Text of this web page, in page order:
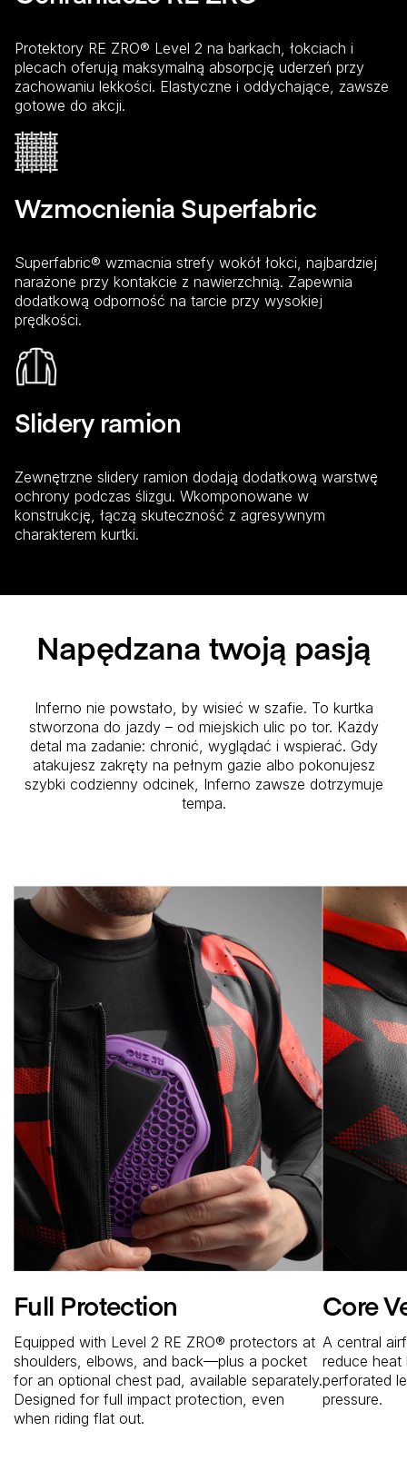
Protektory RE ZRO® Level 2 na barkach, łokciach i
plecach oferują maksymalną absorpcję uderzeń przy
zachowaniu lekkości. Elastyczne i oddychające, zawsze
gotowe do akcji.
Wzmocnienia Superfabric
Superfabric® wzmacnia strefy wokół łokci, najbardziej
narażone przy kontakcie z nawierzchnią. Zapewnia
dodatkową odporność na tarcie przy wysokiej
prędkości.
Slidery ramion
Zewnętrzne slidery ramion dodają dodatkową warstwę
ochrony podczas ślizgu. Wkomponowane w
konstrukcję, łączą skuteczność z agresywnym
charakterem kurtki.
Napędzana twoją pasją
Inferno nie powstało, by wisieć w szafie. To kurtka
stworzona do jazdy – od miejskich ulic po tor. Każdy
detal ma zadanie: chronić, wyglądać i wspierać. Gdy
atakujesz zakręty na pełnym gazie albo pokonujesz
szybki codzienny odcinek, Inferno zawsze dotrzymuje
tempa.
Full Protection
Equipped with Level 2 RE ZRO® protectors at
shoulders, elbows, and back—plus a pocket
for an optional chest pad, available separately.
Designed for full impact protection, even
when riding flat out.
Core
A central
reduce heat
perforated
pressure.